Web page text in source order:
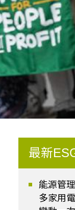
最新
能源管
多家用